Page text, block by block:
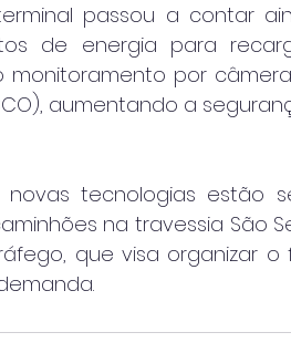
passou a contar
de energia para
monitoramento por
aumentando a
tecnologias estão
na travessia São
que visa organizar o